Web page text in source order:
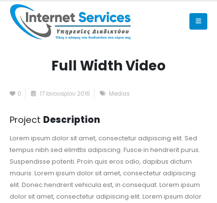
Full Width Video
0 17 Ιανουαρίου 2016 Medias
Project Description
Lorem ipsum dolor sit amet, consectetur adipiscing elit. Sed
tempus nibh sed elimttis adipiscing. Fusce in hendrerit purus.
Suspendisse potenti. Proin quis eros odio, dapibus dictum
mauris. Lorem ipsum dolor sit amet, consectetur adipiscing
elit. Donec hendrerit vehicula est, in consequat. Lorem ipsum
dolor sit amet, consectetur adipiscing elit. Lorem ipsum dolor